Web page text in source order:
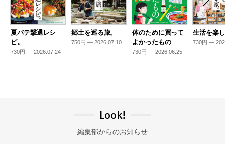
夏バテ撃退レシ
ピ。
730円 — 2026.07.24
郷土を巡る旅。
750円 — 2026.07.10
体のために買って
よかったもの
730円 — 2026.06.25
生活を楽
730円 —
Look!
編集部からのお知らせ